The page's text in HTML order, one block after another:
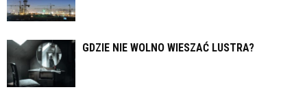
GDZIE NIE WOLNO WIESZAĆ LUSTRA?